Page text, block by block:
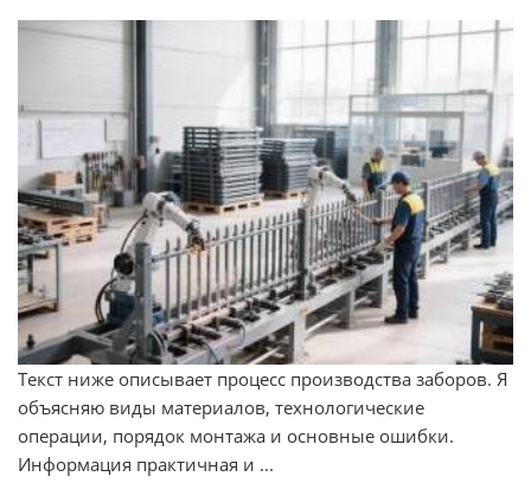
Текст ниже описывает процесс производства заборов. Я
объясняю виды материалов, технологические
операции, порядок монтажа и основные ошибки.
Информация практичная и ...